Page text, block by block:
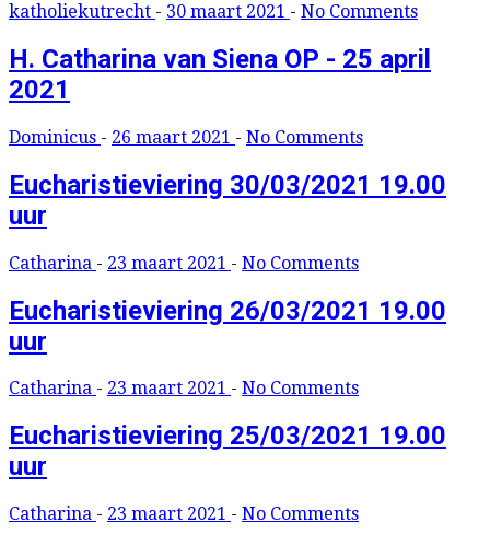
katholiekutrecht - 30 maart 2021 - No Comments
H. Catharina van Siena OP - 25 april
2021
Dominicus - 26 maart 2021 - No Comments
Eucharistieviering 30/03/2021 19.00
uur
Catharina - 23 maart 2021 - No Comments
Eucharistieviering 26/03/2021 19.00
uur
Catharina - 23 maart 2021 - No Comments
Eucharistieviering 25/03/2021 19.00
uur
Catharina - 23 maart 2021 - No Comments